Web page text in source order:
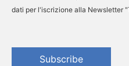
dati per l'iscrizione alla Newsletter
Subscribe